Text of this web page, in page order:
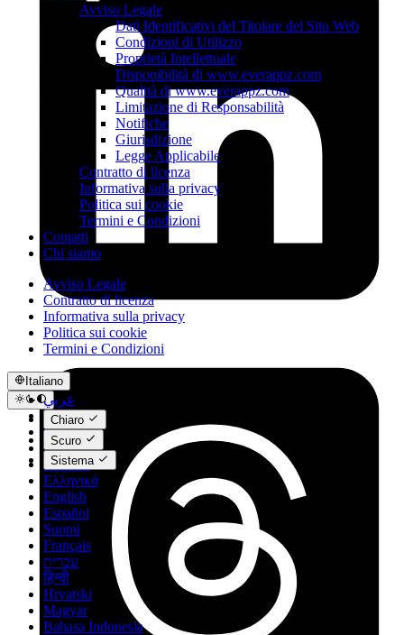
Avviso Legale
Dati Identificativi del Titolare del Sito Web
Condizioni di Utilizzo
Proprietà Intellettuale
Disponibilità di www.everappz.com
Qualità di www.everappz.com
Limitazione di Responsabilità
Notifiche
Giurisdizione
Legge Applicabile
Contratto di licenza
Informativa sulla privacy
Politica sui cookie
Termini e Condizioni
Contatti
Chi siamo
Avviso Legale
Contratto di licenza
Informativa sulla privacy
Politica sui cookie
Termini e Condizioni
Italiano
عربي
Català
Čeština
Dansk
Deutsch
Ελληνικά
English
Español
Suomi
Français
עברית
हिन्दी
Hrvatski
Magyar
Bahasa Indonesia
Chiaro
Scuro
Sistema